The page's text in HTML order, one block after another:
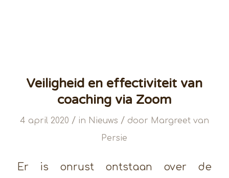
Veiligheid en effectiviteit van
coaching via Zoom
4 april 2020 / in Nieuws / door Margreet van
Persie
Er is onrust ontstaan over de